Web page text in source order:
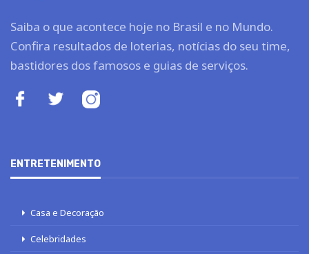
Saiba o que acontece hoje no Brasil e no Mundo.
Confira resultados de loterias, notícias do seu time,
bastidores dos famosos e guias de serviços.
ENTRETENIMENTO
Casa e Decoração
Celebridades